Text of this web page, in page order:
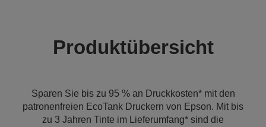
Produktübersicht
Sparen Sie bis zu 95 % an Druckkosten* mit den
patronenfreien EcoTank Druckern von Epson. Mit bis
zu 3 Jahren Tinte im Lieferumfang* sind die